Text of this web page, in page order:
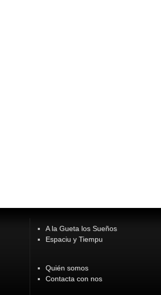
A la Gueta los Sueños
Espaciu y Tiempu
Quién somos
Contacta con nos